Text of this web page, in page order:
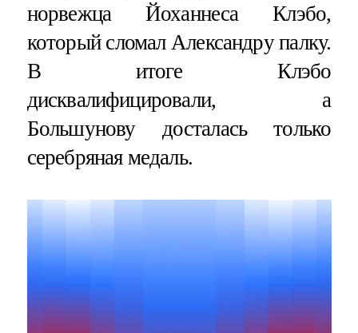
норвежца Йоханнеса Клэбо,
который сломал Александру палку.
В итоге Клэбо
дисквалифицировали, а
Большунову досталась только
серебряная медаль.